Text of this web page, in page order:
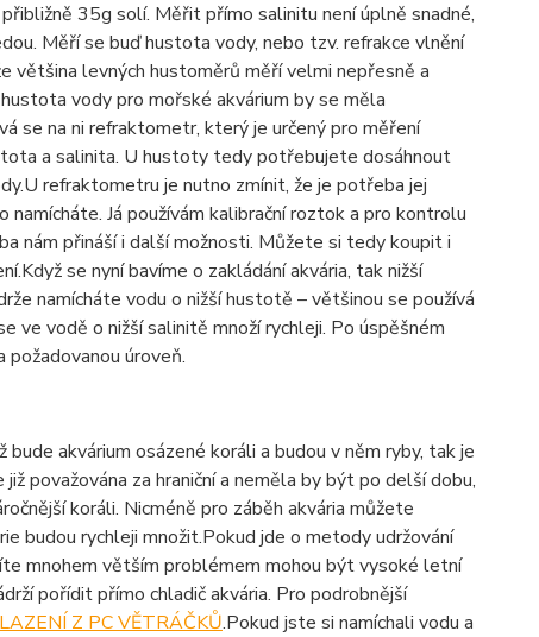
35g solí. Měřit přímo salinitu není úplně snadné,
Měří se buď hustota vody, nebo tzv. refrakce vlnění
většina levných hustoměrů měří velmi nepřesně a
vody pro mořské akvárium by se měla
se na ni refraktometr, který je určený pro měření
a salinita. U hustoty tedy potřebujete dosáhnout
refraktometru je nutno zmínit, že je potřeba jej
Já používám kalibrační roztok a pro kontrolu
nám přináší i další možnosti. Můžete si tedy koupit i
se nyní bavíme o zakládání akvária, tak nižší
namícháte vodu o nižší hustotě – většinou se používá
vodě o nižší salinitě množí rychleji. Po úspěšném
úroveň.
akvárium osázené koráli a budou v něm ryby, tak je
považována za hraniční a neměla by být po delší dobu,
koráli. Nicméně pro záběh akvária můžete
budou rychleji množit.Pokud jde o metody udržování
mnohem větším problémem mohou být vysoké letní
pořídit přímo chladič akvária. Pro podrobnější
Z PC VĚTRÁČKŮ.Pokud jste si namíchali vodu a